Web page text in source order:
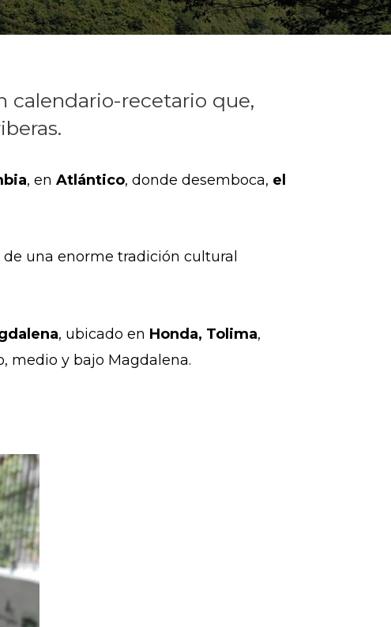
calendario-recetario que,
, en Atlántico, donde desemboca, el
una enorme tradición cultural
, ubicado en Honda, Tolima,
medio y bajo Magdalena.